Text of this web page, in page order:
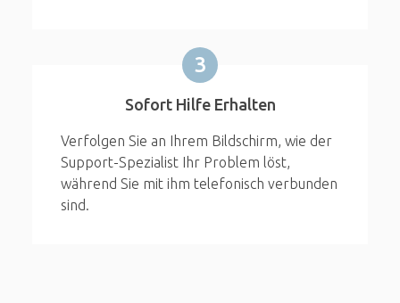
3
Sofort Hilfe Erhalten
Verfolgen Sie an Ihrem Bildschirm, wie der
Support-Spezialist Ihr Problem löst,
während Sie mit ihm telefonisch verbunden
sind.